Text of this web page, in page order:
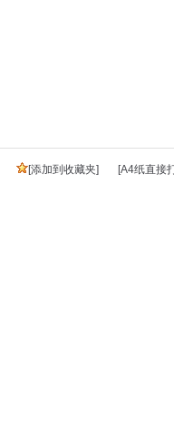
[添加到收藏夹] [A4纸直接